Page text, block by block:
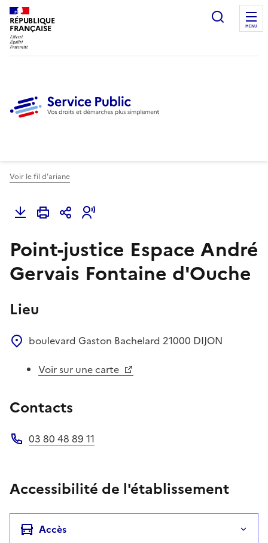
RÉPUBLIQUE
FRANÇAISE
Ouvrir
MENU
Voir le fil d'ariane
Point-justice Espace André
Gervais Fontaine d'Ouche
Lieu
boulevard Gaston Bachelard 21000 DIJON
Voir sur une carte
Contacts
03 80 48 89 11
Accessibilité de l'établissement
Accès